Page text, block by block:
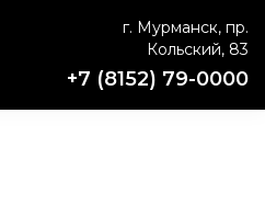
г. Мурманск, пр.
Кольский, 83
+7 (8152) 79-0000